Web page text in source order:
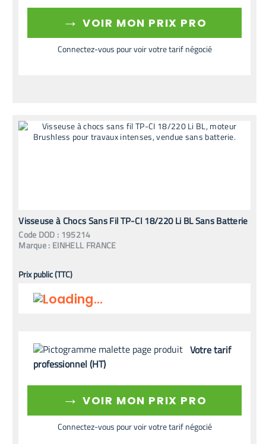
→ VOIR MON PRIX PRO
Connectez-vous pour voir votre tarif négocié
Visseuse à Chocs Sans Fil TP-CI 18/220 Li BL Sans Batterie
Code DOD : 195214
Marque : EINHELL FRANCE
Prix public (TTC)
Votre tarif
professionnel (HT)
→ VOIR MON PRIX PRO
Connectez-vous pour voir votre tarif négocié